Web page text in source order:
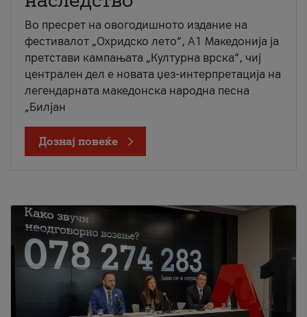
Во пресрет на овогодишното издание на
фестивалот „Охридско лето“, А1 Македонија ја
претстави кампањата „Културна врска“, чиј
централен дел е новата џез-интерпретација на
легендарната македонска народна песна
„Билјан
Дознај повеќе